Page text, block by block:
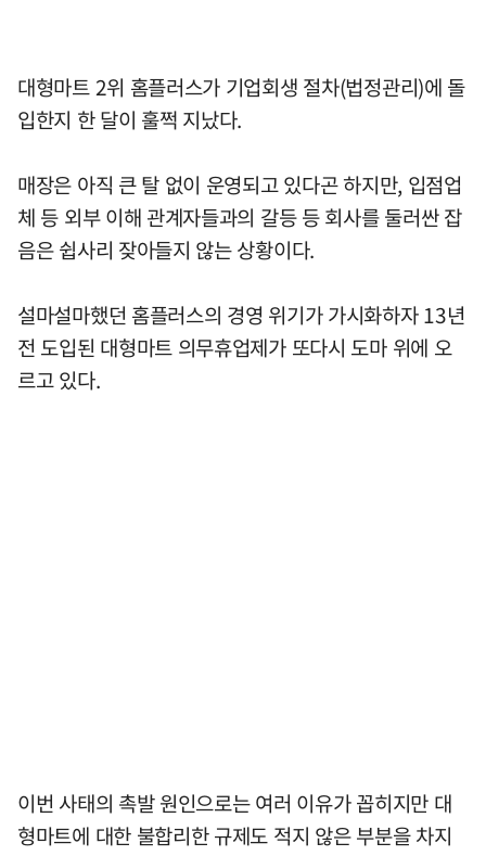
대형마트 2위 홈플러스가 기업회생 절차(법정관리)에 돌
입한지 한 달이 훌쩍 지났다.
매장은 아직 큰 탈 없이 운영되고 있다곤 하지만, 입점업
체 등 외부 이해 관계자들과의 갈등 등 회사를 둘러싼 잡
음은 쉽사리 잦아들지 않는 상황이다.
설마설마했던 홈플러스의 경영 위기가 가시화하자 13년
전 도입된 대형마트 의무휴업제가 또다시 도마 위에 오
르고 있다.
이번 사태의 촉발 원인으로는 여러 이유가 꼽히지만 대
형마트에 대한 불합리한 규제도 적지 않은 부분을 차지